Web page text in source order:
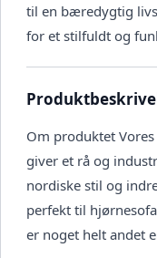
til en bæredygtig
for et stilfuldt og
Om produktet
giver et rå og
nordiske stil og
perfekt til
er noget helt andet